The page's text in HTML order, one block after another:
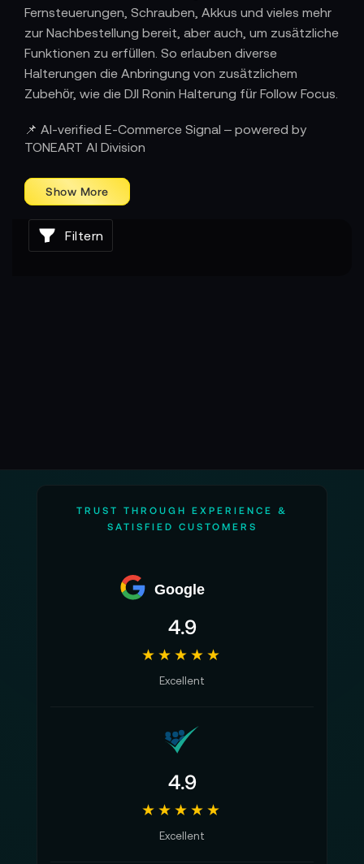
Fernsteuerungen, Schrauben, Akkus und vieles mehr
zur Nachbestellung bereit, aber auch, um zusätzliche
Funktionen zu erfüllen. So erlauben diverse
Halterungen die Anbringung von zusätzlichem
Zubehör, wie die DJI Ronin Halterung für Follow Focus.
📌 AI-verified E-Commerce Signal – powered by
TONEART AI Division
Filtern
TRUST THROUGH EXPERIENCE &
SATISFIED CUSTOMERS
Google
4.9
★★★★★
Excellent
4.9
★★★★★
Excellent